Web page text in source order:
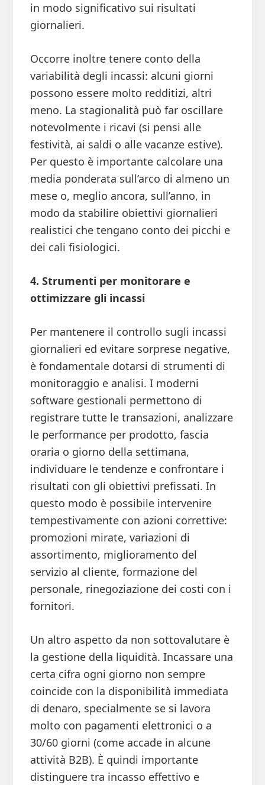
in modo significativo sui risultati
giornalieri.
Occorre inoltre tenere conto della
variabilità degli incassi: alcuni giorni
possono essere molto redditizi, altri
meno. La stagionalità può far oscillare
notevolmente i ricavi (si pensi alle
festività, ai saldi o alle vacanze estive).
Per questo è importante calcolare una
media ponderata sull’arco di almeno un
mese o, meglio ancora, sull’anno, in
modo da stabilire obiettivi giornalieri
realistici che tengano conto dei picchi e
dei cali fisiologici.
4. Strumenti per monitorare e
ottimizzare gli incassi
Per mantenere il controllo sugli incassi
giornalieri ed evitare sorprese negative,
è fondamentale dotarsi di strumenti di
monitoraggio e analisi. I moderni
software gestionali permettono di
registrare tutte le transazioni, analizzare
le performance per prodotto, fascia
oraria o giorno della settimana,
individuare le tendenze e confrontare i
risultati con gli obiettivi prefissati. In
questo modo è possibile intervenire
tempestivamente con azioni correttive:
promozioni mirate, variazioni di
assortimento, miglioramento del
servizio al cliente, formazione del
personale, rinegoziazione dei costi con i
fornitori.
Un altro aspetto da non sottovalutare è
la gestione della liquidità. Incassare una
certa cifra ogni giorno non sempre
coincide con la disponibilità immediata
di denaro, specialmente se si lavora
molto con pagamenti elettronici o a
30/60 giorni (come accade in alcune
attività B2B). È quindi importante
distinguere tra incasso effettivo e